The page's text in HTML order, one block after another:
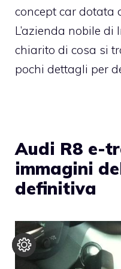
concept car dotata
L’azienda nobile
chiarito di cosa si
pochi dettagli per
Audi R8 e-
immagini
definitiva